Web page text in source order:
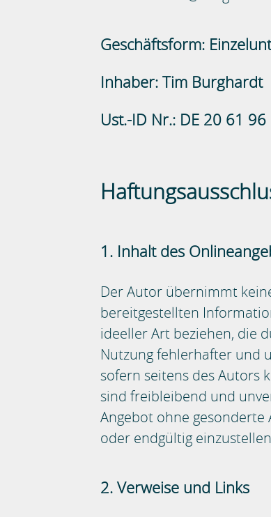
Geschäftsform:
Inhaber: Tim Burghardt
Ust.-ID Nr.: DE 20 61
1. Inhalt des
Der Autor übernimmt
bereitgestellten
ideeller Art beziehen, die
Nutzung fehlerhafter und
sofern seitens des Autors
sind freibleibend und
Angebot ohne gesonderte
oder endgültig
2. Verweise und Links